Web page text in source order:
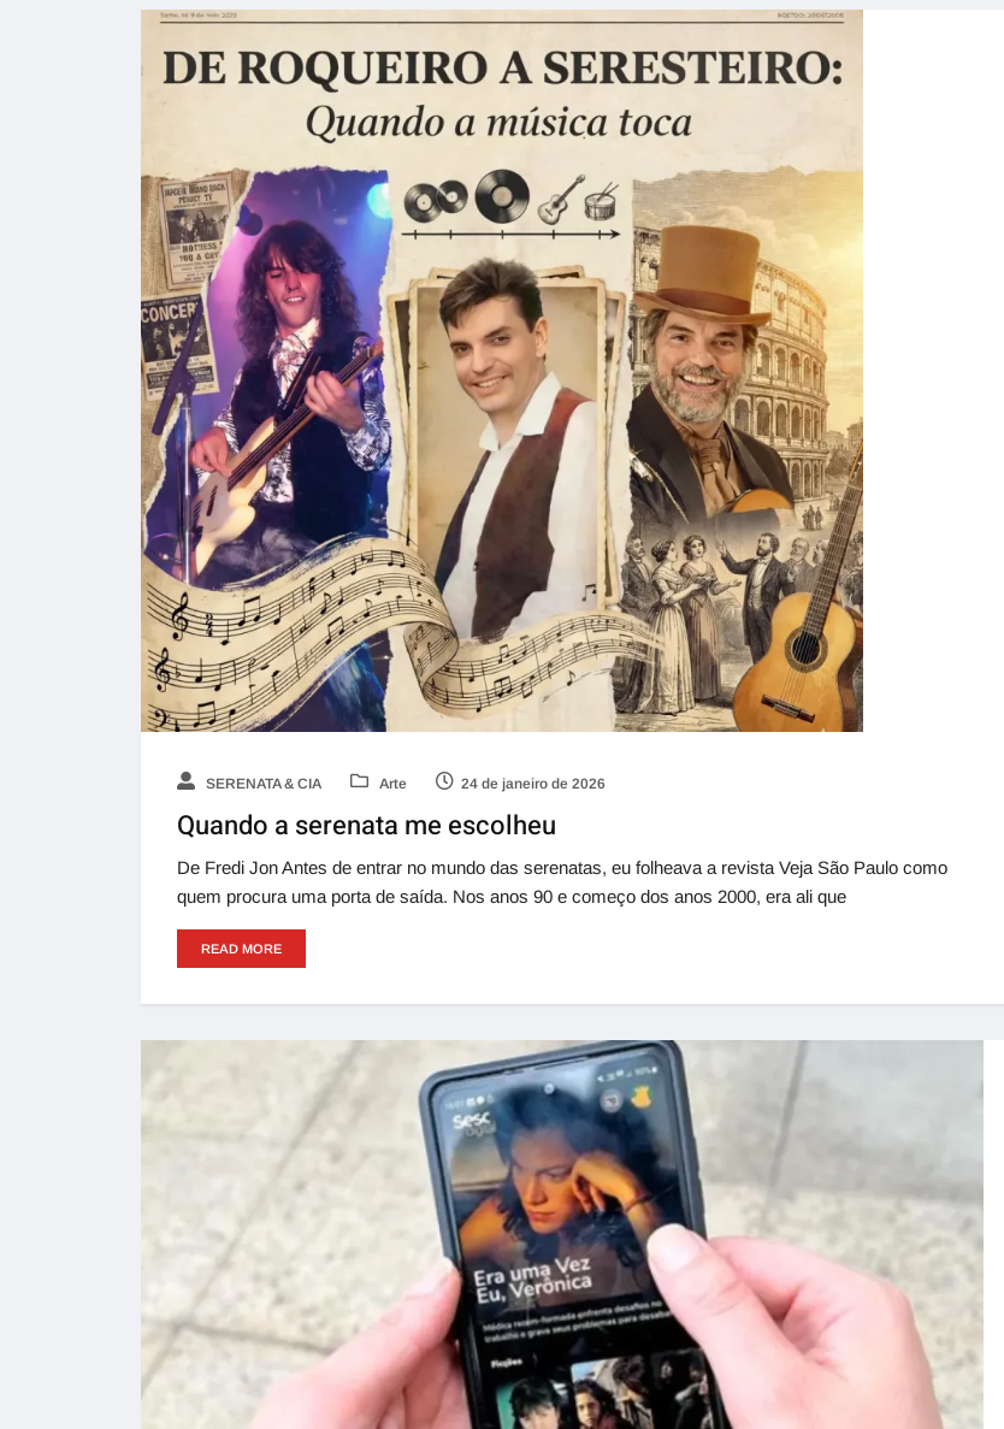
SERENATA & CIA Arte 24 de janeiro de 2026
Quando a serenata me escolheu
De Fredi Jon Antes de entrar no mundo das serenatas, eu folheava a revista Veja São Paulo como
quem procura uma porta de saída. Nos anos 90 e começo dos anos 2000, era ali que
READ MORE